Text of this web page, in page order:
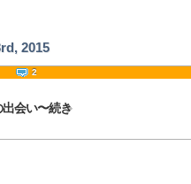
2015
2
会い〜続き